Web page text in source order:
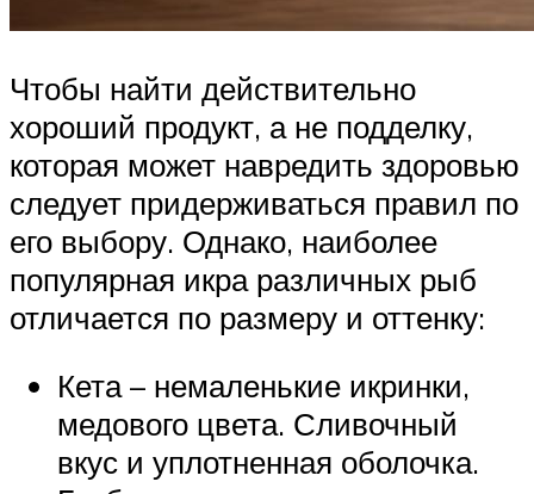
Чтобы найти действительно
хороший продукт, а не подделку,
которая может навредить здоровью
следует придерживаться правил по
его выбору. Однако, наиболее
популярная икра различных рыб
отличается по размеру и оттенку:
Кета – немаленькие икринки,
медового цвета. Сливочный
вкус и уплотненная оболочка.